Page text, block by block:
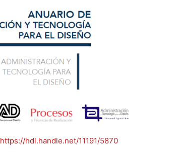
https://hdl.handle.net/11191/5870